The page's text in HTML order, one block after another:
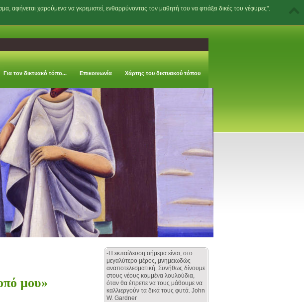
Για τον δικτυακό τόπο... Επικοινωνία Χάρτης του δικτυακού τόπου
αφήνεται χαρούμενα να γκρεμιστεί, ενθαρρύνοντας τον μαθητή του να φτιάξει δικές του γέφυρες".
μου»
-Η εκπαίδευση σήμερα είναι, στο
μεγαλύτερο μέρος, μνημειωδώς
αναποτελεσματική. Συνήθως δίνουμε
στους νέους κομμένα λουλούδια,
όταν θα έπρεπε να τους μάθουμε να
καλλιεργούν τα δικά τους φυτά. John
W. Gardner